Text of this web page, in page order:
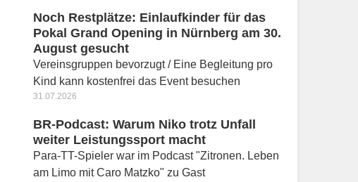
Noch Restplätze: Einlaufkinder für das
Pokal Grand Opening in Nürnberg am 30.
August gesucht
Vereinsgruppen bevorzugt / Eine Begleitung pro
Kind kann kostenfrei das Event besuchen
31.07.2026
BR-Podcast: Warum Niko trotz Unfall
weiter Leistungssport macht
Para-TT-Spieler war im Podcast "Zitronen. Leben
am Limo mit Caro Matzko" zu Gast